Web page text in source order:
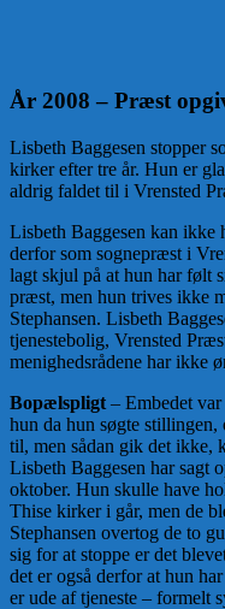
År 2008 – Præst
Lisbeth Baggesen stopper
kirker efter tre år. Hun er
aldrig faldet til i Vrensted
Lisbeth Baggesen kan ikke
derfor som sognepræst i
lagt skjul på at hun har følt
præst, men hun trives ikke
Stephansen. Lisbeth
tjenestebolig, Vrensted
menighedsrådene har ikke
Bopælspligt – Embedet
hun da hun søgte
til, men sådan gik det ikke,
Lisbeth Baggesen har sagt
oktober. Hun skulle have
Thise kirker i går, men de
Stephansen overtog de to
sig for at stoppe er det
det er også derfor at hun
er ude af tjeneste – formelt